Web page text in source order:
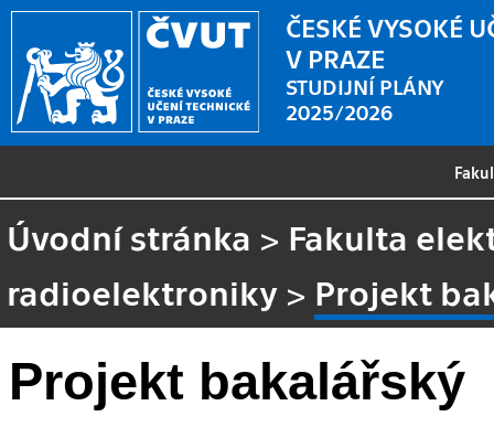
ČESKÉ VYSOKÉ
V PRAZE
STUDIJNÍ PLÁNY
2025/2026
Úvodní stránka > Fakulta
radioelektroniky > Projekt
Projekt bakalářský